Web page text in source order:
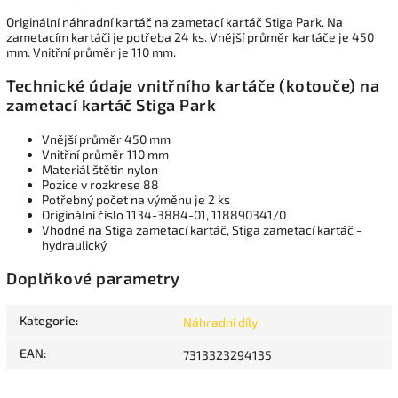
Originální náhradní kartáč na zametací kartáč Stiga Park. Na
zametacím kartáči je potřeba 24 ks. Vnější průměr kartáče je 450
mm. Vnitřní průměr je 110 mm.
Technické údaje vnitřního kartáče (kotouče) na
zametací kartáč Stiga Park
Vnější průměr 450 mm
Vnitřní průměr 110 mm
Materiál štětin nylon
Pozice v rozkrese 88
Potřebný počet na výměnu je 2 ks
Originální číslo 1134-3884-01, 118890341/0
Vhodné na Stiga zametací kartáč, Stiga zametací kartáč -
hydraulický
Doplňkové parametry
Kategorie: Náhradní díly
EAN: 7313323294135